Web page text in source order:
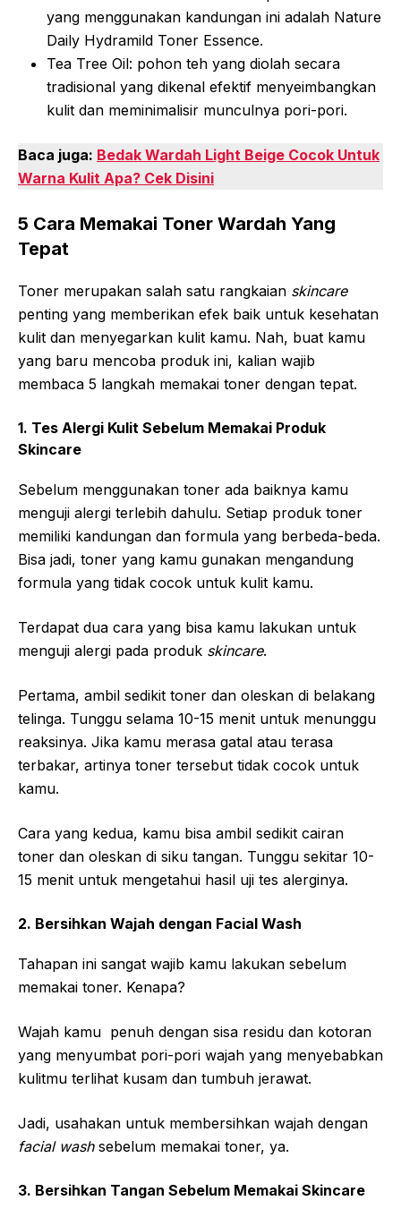
yang menggunakan kandungan ini adalah Nature
Daily Hydramild Toner Essence.
Tea Tree Oil: pohon teh yang diolah secara
tradisional yang dikenal efektif menyeimbangkan
kulit dan meminimalisir munculnya pori-pori.
Baca juga: Bedak Wardah Light Beige Cocok Untuk
Warna Kulit Apa? Cek Disini
5 Cara Memakai Toner Wardah Yang
Tepat
Toner merupakan salah satu rangkaian skincare
penting yang memberikan efek baik untuk kesehatan
kulit dan menyegarkan kulit kamu. Nah, buat kamu
yang baru mencoba produk ini, kalian wajib
membaca 5 langkah memakai toner dengan tepat.
1. Tes Alergi Kulit Sebelum Memakai Produk
Skincare
Sebelum menggunakan toner ada baiknya kamu
menguji alergi terlebih dahulu. Setiap produk toner
memiliki kandungan dan formula yang berbeda-beda.
Bisa jadi, toner yang kamu gunakan mengandung
formula yang tidak cocok untuk kulit kamu.
Terdapat dua cara yang bisa kamu lakukan untuk
menguji alergi pada produk skincare.
Pertama, ambil sedikit toner dan oleskan di belakang
telinga. Tunggu selama 10-15 menit untuk menunggu
reaksinya. Jika kamu merasa gatal atau terasa
terbakar, artinya toner tersebut tidak cocok untuk
kamu.
Cara yang kedua, kamu bisa ambil sedikit cairan
toner dan oleskan di siku tangan. Tunggu sekitar 10-
15 menit untuk mengetahui hasil uji tes alerginya.
2. Bersihkan Wajah dengan Facial Wash
Tahapan ini sangat wajib kamu lakukan sebelum
memakai toner. Kenapa?
Wajah kamu penuh dengan sisa residu dan kotoran
yang menyumbat pori-pori wajah yang menyebabkan
kulitmu terlihat kusam dan tumbuh jerawat.
Jadi, usahakan untuk membersihkan wajah dengan
facial washsebelum memakai toner, ya.
3. Bersihkan Tangan Sebelum Memakai Skincare